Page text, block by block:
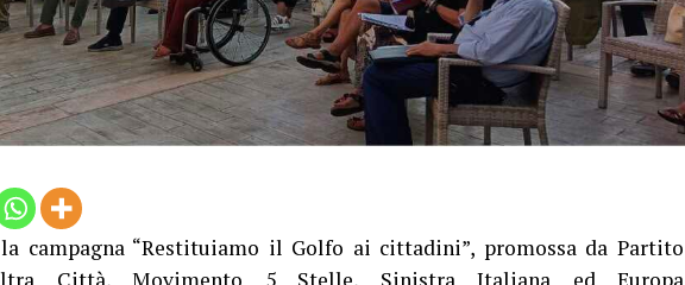
campagna “Restituiamo il Golfo ai cittadini”, promossa da Partito
Città, Movimento 5 Stelle, Sinistra Italiana ed Europa